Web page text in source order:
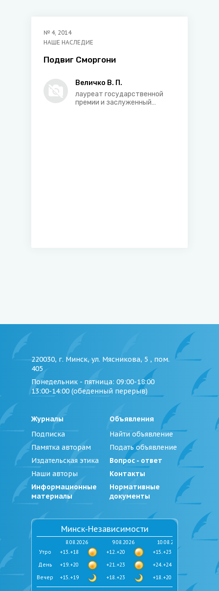
№ 4, 2014
НАШЕ НАСЛЕДИЕ
Подвиг Сморгони
Величко В. П.
лауреат государственной
премии и заслуженный
220030, г. Минск, ул. Мясникова, 5 , пом.
405
Понедельник - пятница: 09:00-18:00
13:00-14:00 (обеденный перерыв)
Журналы
Подписка
Памятка авторам
Издательская этика
Наши авторы
Информационные
материалы
Объявления
Найти объявление
Подать объявление
Вопрос - ответ
Контакты
Нормативные
документы
Минск-Независимости
8.08.2026
+13..+18
+19..+20
+15..+19
9.08.2026
+12..+20
+21..+23
+18..+23
10.08.2026
+15..+23
+24..+24
+18..+20
Вечер
День
Утро